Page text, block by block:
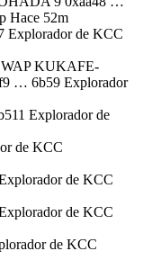
Hace 52m
Explorador de KCC
KUKAFE-
… 6b59 Explorador
Explorador de
de KCC
de KCC
de KCC
de KCC